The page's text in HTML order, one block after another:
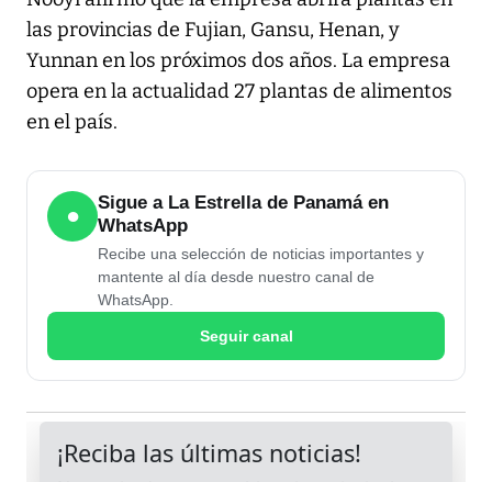
las provincias de Fujian, Gansu, Henan, y
Yunnan en los próximos dos años. La empresa
opera en la actualidad 27 plantas de alimentos
en el país.
●
Sigue a La Estrella de Panamá en
WhatsApp
Recibe una selección de noticias importantes y
mantente al día desde nuestro canal de
WhatsApp.
Seguir canal